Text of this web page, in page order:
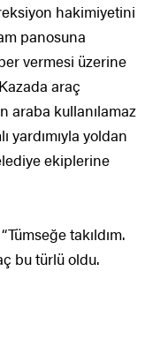
hakimiyetini
panosuna
vermesi üzerine
araç
araba kullanılamaz
yardımıyla yoldan
ekiplerine
takıldım.
bu türlü oldu.